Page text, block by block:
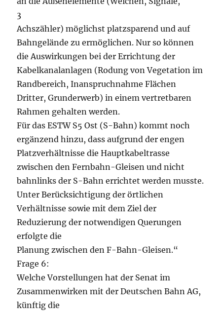
3
Achszähler) möglichst platzsparend und auf
Bahngelände zu ermöglichen. Nur so können
die Auswirkungen bei der Errichtung der
Kabelkanalanlagen (Rodung von Vegetation im
Randbereich, Inanspruchnahme Flächen
Dritter, Grunderwerb) in einem vertretbaren
Rahmen gehalten werden.
Für das ESTW S5 Ost (S-Bahn) kommt noch
ergänzend hinzu, dass aufgrund der engen
Platzverhältnisse die Hauptkabeltrasse
zwischen den Fernbahn-Gleisen und nicht
bahnlinks der S-Bahn errichtet werden musste.
Unter Berücksichtigung der örtlichen
Verhältnisse sowie mit dem Ziel der
Reduzierung der notwendigen Querungen
erfolgte die
Planung zwischen den F-Bahn-Gleisen.“
Frage 6:
Welche Vorstellungen hat der Senat im
Zusammenwirken mit der Deutschen Bahn AG,
künftig die